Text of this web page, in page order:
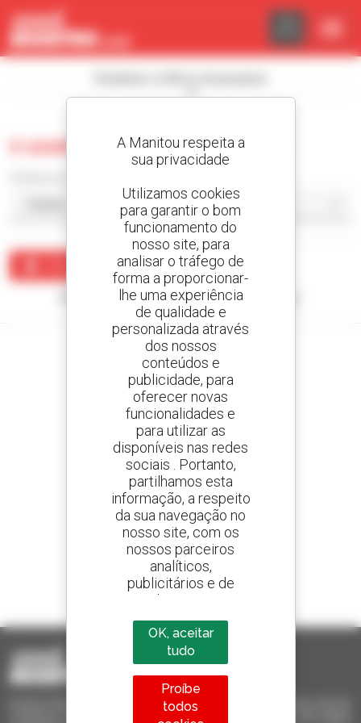
0 usado camião com lagartas
Criar um alerta
Nenhum resultado corresponde à sua pesquisa.
Crie os seus alertas
e receba anúncios de equipamentos usados
800 concessionários
A Manitou em todo o mundo
1 em cada 4 telescópicos
vendido no mundo é um manitou
Invia le richieste a più concessionari contemporaneamente, ricevi le
notifiche in base agli alert impostati. Tutto questo dal tuo PC, tablet
Painel de Gerenciamento de Cookies
A Manitou respeita a
sua privacidade
Utilizamos cookies
para garantir o bom
funcionamento do
nosso site, para
analisar o tráfego de
forma a proporcionar-
lhe uma experiência
de qualidade e
personalizada através
dos nossos
conteúdos e
publicidade, para
oferecer novas
funcionalidades e
para utilizar as
disponíveis nas redes
sociais . Portanto,
partilhamos esta
informação, a respeito
da sua navegação no
nosso site, com os
nossos parceiros
analíticos,
publicitários e de
redes sociais
OK, aceitar
tudo
Proíbe
todos